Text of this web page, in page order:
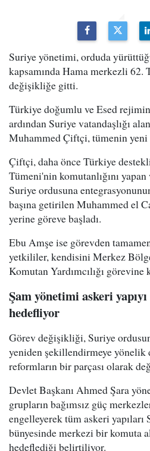
Suriye yönetimi, orduda
kapsamında Hama merkezli 62.
değişikliğe gitti.
Türkiye doğumlu ve Esed
ardından Suriye vatandaşlığı
Muhammed Çiftçi, tümenin yeni
Çiftçi, daha önce Türkiye
Tümeni'nin komutanlığını yapan
Suriye ordusuna
başına getirilen Muhammed el
yerine göreve başladı.
Ebu Amşe ise görevden
yetkililer, kendisini Merkez
Komutan Yardımcılığı görevine
Şam yönetimi askeri
hedefliyor
Görev değişikliği, Suriye
yeniden şekillendirmeye yönelik
reformların bir parçası olarak
Devlet Başkanı Ahmed Şara
grupların bağımsız güç
engelleyerek tüm askeri yapıları
bünyesinde merkezi bir komuta
hedeflediği belirtiliyor.